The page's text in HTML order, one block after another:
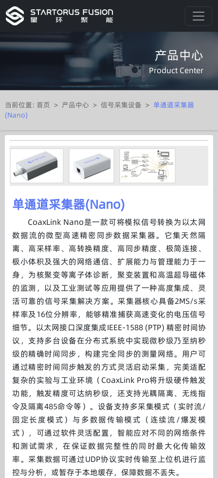
产品中心
Product Center
当前位置: 首页 > 产品中心 > 信号采集设备 > 单通道采集器
(Nano)
单通道采集器(Nano)
CoaxLink Nano是一款可将模拟信号转换为以太网
数据流的微型高速精密同步数据采集器。它集天然隔
离、高采样率、高转换精度、高同步精度、极简连接、
极小体积及强大的网络通信、扩展能力与管理能力于一
身，为核聚变等离子体诊断，聚变装置和高温超导磁体
的监测，以及工业测试等应用提供了一种高度集成、灵
活可靠的信号采集解决方案。采集器核心具备2MS/s采
样率及16位分辨率，能够精准捕获高速变化的电压信号
细节。以太网接口深度集成IEEE-1588 (PTP) 精密时间协
议，支持多台设备在分布式系统中实现微秒级乃至纳秒
级的精确时间同步，构建完全同步的测量网络。用户可
通过精密时间同步触发的方式灵活启动采集，完美适配
复杂的实验与工业环境（CoaxLink Pro将升级硬件触发
功能，触发精度可达纳秒级，还支持光耦隔离、无线指
令及隔离485命令等）。设备支持多采集模式（实时流/
固定长度模式）与多数据传输模式（连续流/爆发模
式），可通过软件灵活配置，智能应对不同的网络条件
和测试需求，在保证数据完整性的同时最大化传输效
率。采集数据可通过UDP协议实时传输至上位机进行监
控与分析，或暂存于本地缓存，保障数据不丢失。